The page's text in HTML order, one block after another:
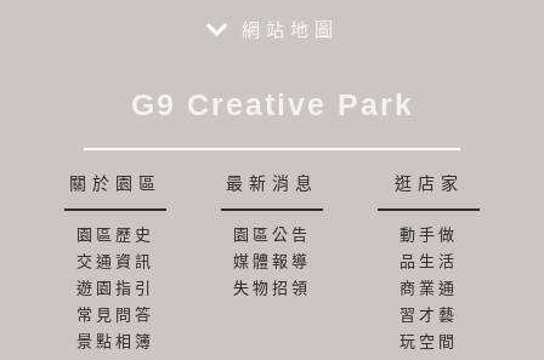
網站地圖
G9 Creative Park
關於園區
園區歷史
交通資訊
遊園指引
常見問答
景點相簿
最新消息
園區公告
媒體報導
失物招領
逛店家
動手做
品生活
商業通
習才藝
玩空間